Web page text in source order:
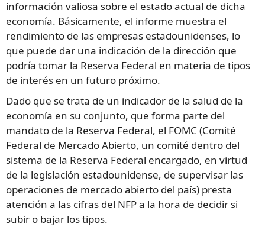
información valiosa sobre el estado actual de dicha
economía. Básicamente, el informe muestra el
rendimiento de las empresas estadounidenses, lo
que puede dar una indicación de la dirección que
podría tomar la Reserva Federal en materia de tipos
de interés en un futuro próximo.
Dado que se trata de un indicador de la salud de la
economía en su conjunto, que forma parte del
mandato de la Reserva Federal, el FOMC (Comité
Federal de Mercado Abierto, un comité dentro del
sistema de la Reserva Federal encargado, en virtud
de la legislación estadounidense, de supervisar las
operaciones de mercado abierto del país) presta
atención a las cifras del NFP a la hora de decidir si
subir o bajar los tipos.